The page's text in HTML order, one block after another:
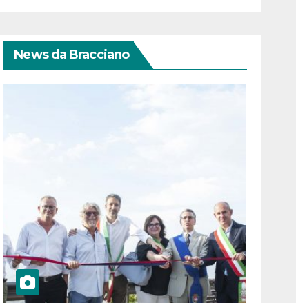
News da Bracciano